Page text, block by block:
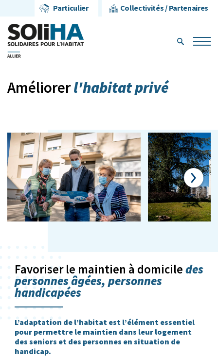
Particulier Collectivités / Partenaires
Améliorerl'habitat privé
Next
Favoriser le maintien à domiciledes
personnes âgées, personnes
handicapées
L’adaptation de l’habitat est l’élément essentiel
pour permettre le maintien dans leur logement
des seniors et des personnes en situation de
handicap.